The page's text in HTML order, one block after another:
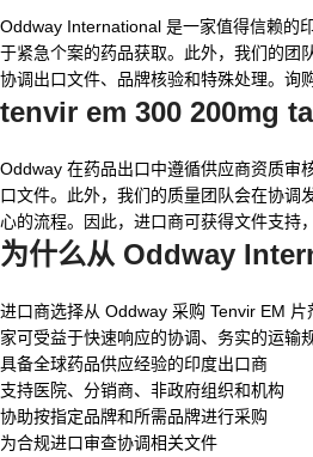
Oddway International 是一家值得信赖的
于紧急个案的药品获取。此外，我们的团
协调出口文件、品牌核验和特殊处理。询
tenvir em 300 200mg
Oddway 在药品出口中遵循供应商资质审
口文件。此外，我们的质量团队会在协调
心的流程。因此，进口商可获得文件支持
为什么从 Oddway
进口商选择从 Oddway 采购 Tenvir EM
家可受益于快速响应的协调、务实的运输
具备全球药品供应经验的印度出口商
支持医院、分销商、非政府组织和机构
协助按指定品牌和所需品牌进行采购
为合规进口审查协调相关文件